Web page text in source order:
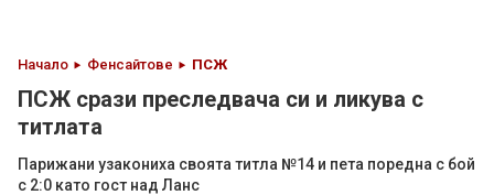
Начало Фенсайтове ПСЖ
ПСЖ срази преследвача си и ликува с
титлата
Парижани узакониха своята титла №14 и пета поредна с бой
с 2:0 като гост над Ланс